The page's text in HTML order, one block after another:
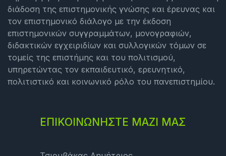
διάδοση της επιστημονικής γνώσης και έρευνας και
τον επιστημονικό διάλογο με την έκδοση
επιστημονικών συγγραμμάτων, μονογραφιών,
διδακτικών εγχειριδίων και συλλογικών τόμων σε
τομείς της επιστήμης και του πολιτισμού,
υπηρετώντας τον εκπαιδευτικό, ερευνητικό,
πολιτιστικό και κοινωνικό ρόλο του πανεπιστημίου.
ΕΠΙΚΟΙΝΩΝΗΣΤΕ ΜΑΖΙ ΜΑΣ